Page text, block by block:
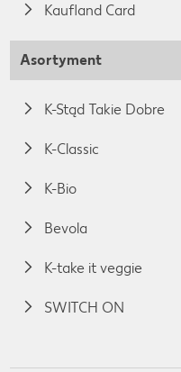
Kaufland Card
Asortyment
K-Stąd Takie Dobre
K-Classic
K-Bio
Bevola
K-take it veggie
SWITCH ON